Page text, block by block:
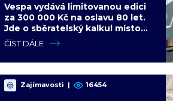
Vespa vydává limitovanou edici
za 300 000 Kč na oslavu 80 let.
Jde o sběratelský kalkul místo
jízdního upgradu
ČÍST DÁLE
Zajímavosti | 16454